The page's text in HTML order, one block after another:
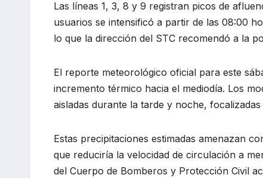
Las líneas 1, 3, 8 y 9 registran picos de
usuarios se intensificó a partir de las 08:00
lo que la dirección del STC recomendó a la
El reporte meteorológico oficial para este
incremento térmico hacia el mediodía. Los
aisladas durante la tarde y noche,
Estas precipitaciones estimadas amenazan
que reduciría la velocidad de circulación a
del Cuerpo de Bomberos y Protección Civil